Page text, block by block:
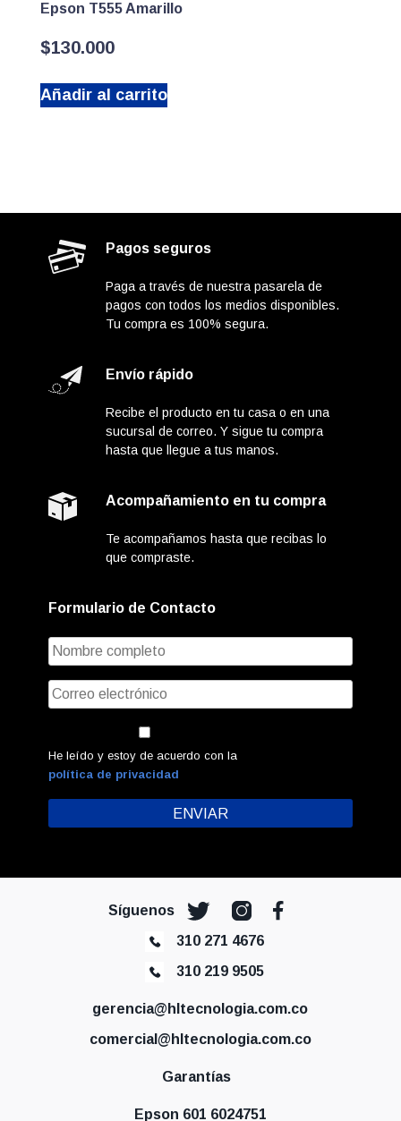
Epson T555 Amarillo
$130.000
Añadir al carrito
Pagos seguros
Paga a través de nuestra pasarela de
pagos con todos los medios disponibles.
Tu compra es 100% segura.
Envío rápido
Recibe el producto en tu casa o en una
sucursal de correo. Y sigue tu compra
hasta que llegue a tus manos.
Acompañamiento en tu compra
Te acompañamos hasta que recibas lo
que compraste.
Formulario de Contacto
He leído y estoy de acuerdo con la
política de privacidad
Síguenos
310 271 4676
310 219 9505
gerencia@hltecnologia.com.co
comercial@hltecnologia.com.co
Garantías
Epson 601 6024751